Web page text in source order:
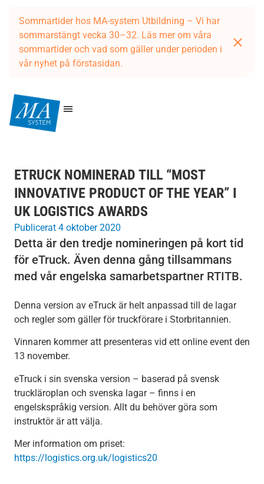
Sommartider hos MA-system Utbildning – Vi har
sommarstängt vecka 30–32. Läs mer om våra
sommartider och vad som gäller under perioden i
vår nyhet på förstasidan.
ETRUCK NOMINERAD TILL “MOST
INNOVATIVE PRODUCT OF THE YEAR” I
UK LOGISTICS AWARDS
Publicerat 4 oktober 2020
Detta är den tredje nomineringen på kort tid
för eTruck. Även denna gång tillsammans
med vår engelska samarbetspartner RTITB.
Denna version av eTruck är helt anpassad till de lagar
och regler som gäller för truckförare i Storbritannien.
Vinnaren kommer att presenteras vid ett online event den
13 november.
eTruck i sin svenska version – baserad på svensk
truckläroplan och svenska lagar – finns i en
engelskspråkig version. Allt du behöver göra som
instruktör är att välja.
Mer information om priset:
https://logistics.org.uk/logistics20